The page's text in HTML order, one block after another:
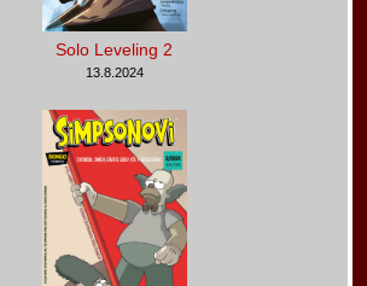
Solo Leveling 2
13.8.2024